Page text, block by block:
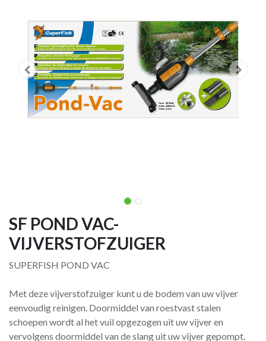
SF POND VAC-
VIJVERSTOFZUIGER
SUPERFISH POND VAC
Met deze vijverstofzuiger kunt u de bodem van uw vijver
eenvoudig reinigen. Doormiddel van roestvast stalen
schoepen wordt al het vuil opgezogen uit uw vijver en
vervolgens doormiddel van de slang uit uw vijver gepompt.